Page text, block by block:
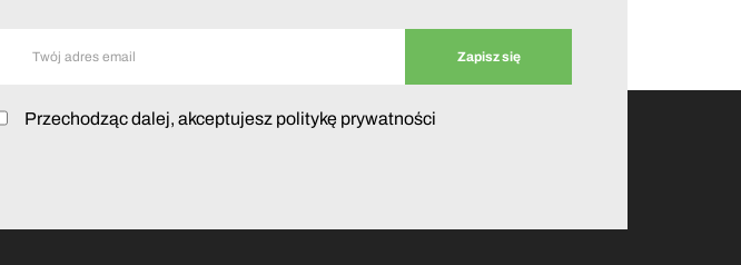
Przechodząc dalej, akceptujesz politykę prywatności